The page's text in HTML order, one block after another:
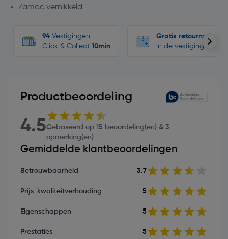
Zamac vernikkeld
94 Vestigingen
Click & Collect 10min
Gratis retourneren
in de vestigingen
Productbeoordeling
4.5Gebaseerd op 15 beoordeling(en) & 3
opmerking(en)
Gemiddelde klantbeoordelingen
Betrouwbaarheid 3.7
Prijs-kwaliteitverhouding 5
Eigenschappen 5
Prestaties 5